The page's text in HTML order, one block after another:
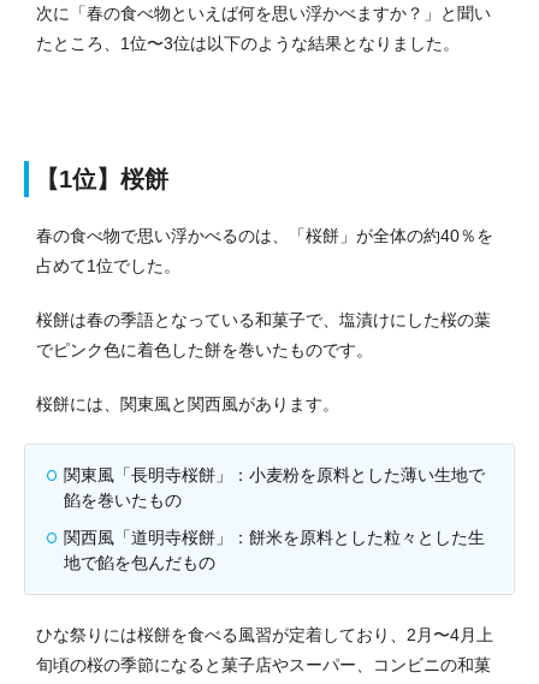
次に「春の食べ物といえば何を思い浮かべますか？」と聞い
たところ、1位〜3位は以下のような結果となりました。
【1位】桜餅
春の食べ物で思い浮かべるのは、「桜餅」が全体の約40％を
占めて1位でした。
桜餅は春の季語となっている和菓子で、塩漬けにした桜の葉
でピンク色に着色した餅を巻いたものです。
桜餅には、関東風と関西風があります。
関東風「長明寺桜餅」：小麦粉を原料とした薄い生地で
餡を巻いたもの
関西風「道明寺桜餅」：餅米を原料とした粒々とした生
地で餡を包んだもの
ひな祭りには桜餅を食べる風習が定着しており、2月〜4月上
旬頃の桜の季節になると菓子店やスーパー、コンビニの和菓